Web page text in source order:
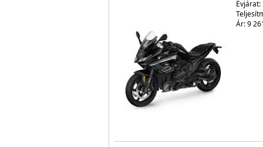
Évjárat:
Ár: 9